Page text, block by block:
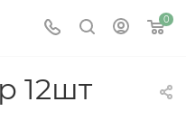
0
12шт